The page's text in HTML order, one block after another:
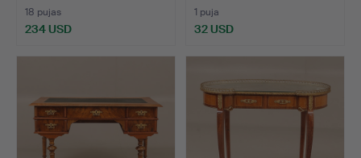
18 pujas
234 USD
1 puja
32 USD